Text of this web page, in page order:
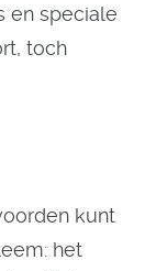
en speciale
toch
kunt
het